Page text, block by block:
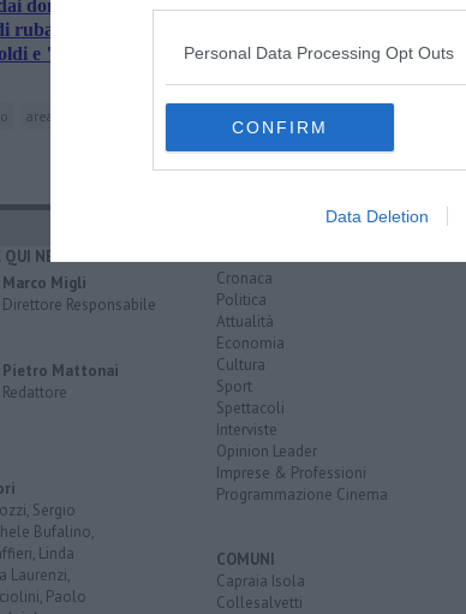
Personal Data Processing Opt Outs
CONFIRM
Data Deletion
domiciliari e tenta un furto
rubare uno scooter, denunciato
e "gratta e vinci" in un negozio
area urbana
NEWS
Marco Migli
Direttore Responsabile
Pietro Mattonai
Redattore
Sergio
Bufalino,
Linda
Laurenzi,
Paolo
Cronaca
Politica
Attualità
Economia
Cultura
Sport
Spettacoli
Interviste
Opinion Leader
Imprese & Professioni
Programmazione Cinema
COMUNI
Capraia Isola
Collesalvetti